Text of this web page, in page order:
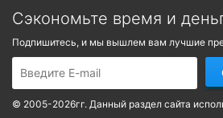
Сэкономьте время и
Подпишитесь, и мы вышлем вам лучшие
© 2005-2026гг. Данный раздел сайта